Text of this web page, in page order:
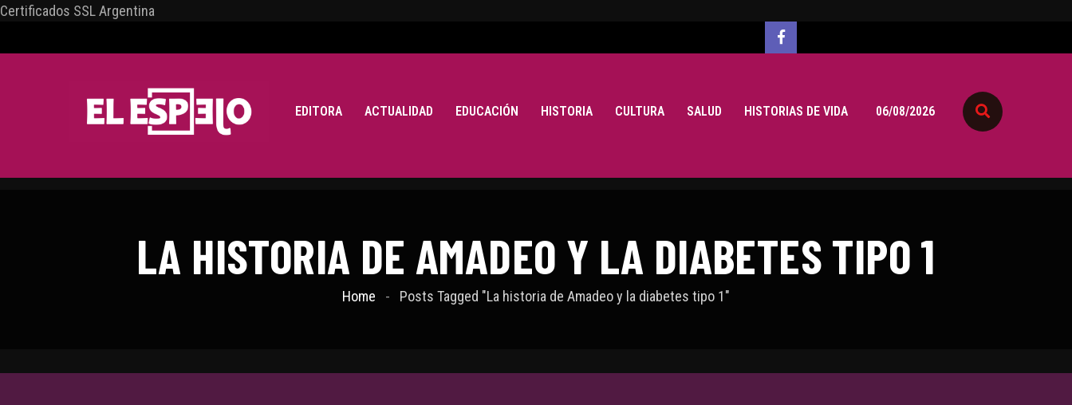
Certificados SSL Argentina
EDITORA ACTUALIDAD EDUCACIÓN HISTORIA CULTURA SALUD HISTORIAS DE VIDA 06/08/2026
LA HISTORIA DE AMADEO Y LA DIABETES TIPO 1
Home Posts Tagged "La historia de Amadeo y la diabetes tipo 1"